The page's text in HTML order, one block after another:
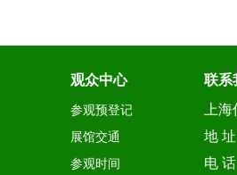
观众中心
参观预登记
展馆交通
参观时间
联系
上海
地
电